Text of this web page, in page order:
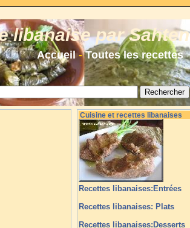
libanaise par Sahten
Accueil-Toutes les recettes
Cuisine et recettes libanaises
Recettes libanaises:Entrées
Recettes libanaises: Plats
Recettes libanaises:Desserts